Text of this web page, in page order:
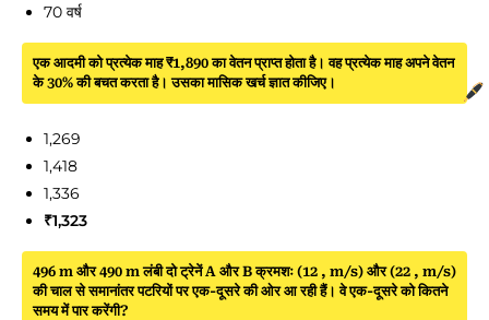
70 वर्ष
एक आदमी को प्रत्येक माह ₹1,890 का वेतन प्राप्त होता है। वह प्रत्येक माह अपने वेतन
के 30% की बचत करता है। उसका मासिक खर्च ज्ञात कीजिए।
1,269
1,418
1,336
₹1,323
496 m और 490 m लंबी दो ट्रेनें A और B क्रमशः (12 , m/s) और (22 , m/s)
की चाल से समानांतर पटरियों पर एक-दूसरे की ओर आ रही हैं। वे एक-दूसरे को कितने
समय में पार करेंगी?